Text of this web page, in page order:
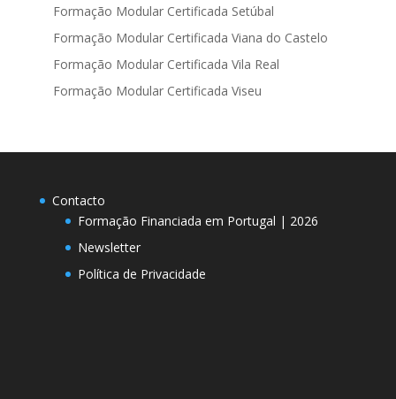
Formação Modular Certificada Setúbal
Formação Modular Certificada Viana do Castelo
Formação Modular Certificada Vila Real
Formação Modular Certificada Viseu
Contacto
Formação Financiada em Portugal | 2026
Newsletter
Política de Privacidade